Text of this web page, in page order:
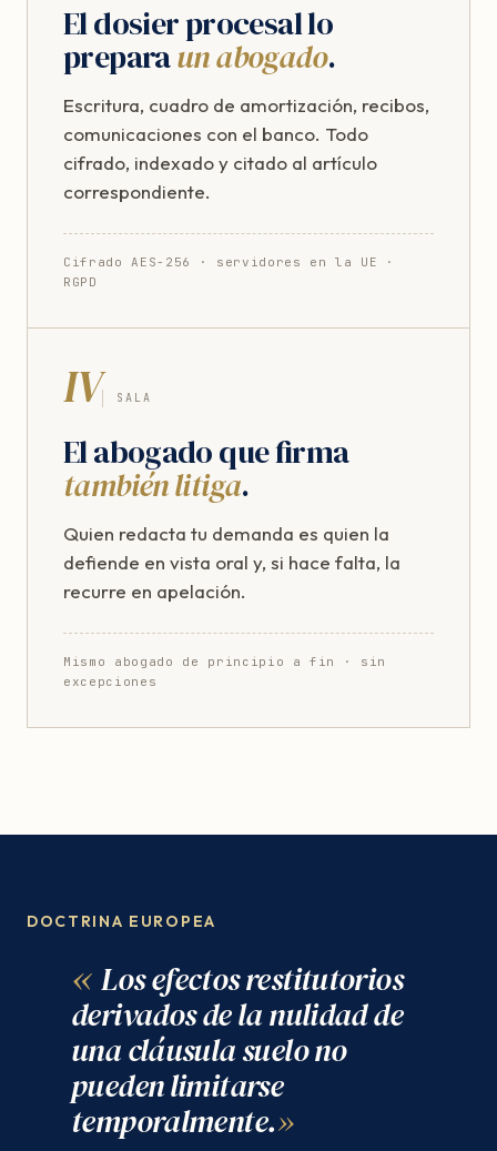
El dosier procesal lo
preparaun abogado.
Escritura, cuadro de amortización, recibos,
comunicaciones con el banco. Todo
cifrado, indexado y citado al artículo
correspondiente.
Cifrado AES-256 · servidores en la UE ·
RGPD
IV SALA
El abogado que firma
también litiga.
Quien redacta tu demanda es quien la
defiende en vista oral y, si hace falta, la
recurre en apelación.
Mismo abogado de principio a fin · sin
excepciones
DOCTRINA EUROPEA
Los efectos restitutorios
derivados de la nulidad de
una cláusula suelo no
pueden limitarse
temporalmente.